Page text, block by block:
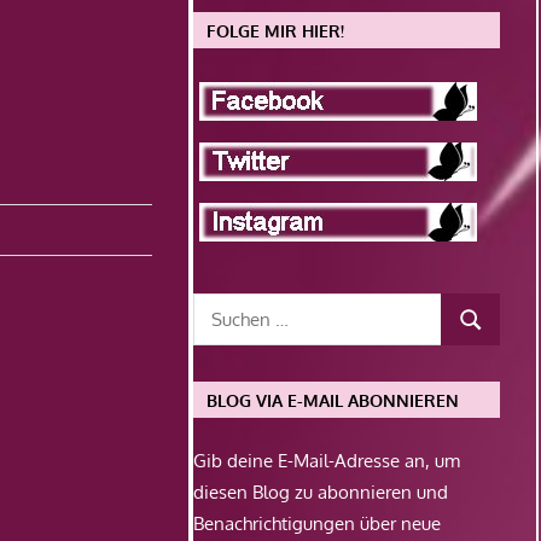
FOLGE MIR HIER!
BLOG VIA E-MAIL ABONNIEREN
Gib deine E-Mail-Adresse an, um
diesen Blog zu abonnieren und
Benachrichtigungen über neue